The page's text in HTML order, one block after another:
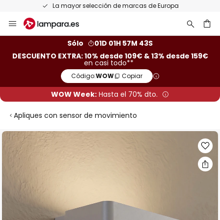
Devoluciones gratis en un plazo de 50 días
al
Sólo
01D 01H 57M 42S
DESCUENTO EXTRA: 10% desde 109€ & 13% desde 159€
en casi todo**
Código:WOW Copiar
WOW Week: Hasta el 70% dto.
Apliques con sensor de movimiento
Saltar
galería